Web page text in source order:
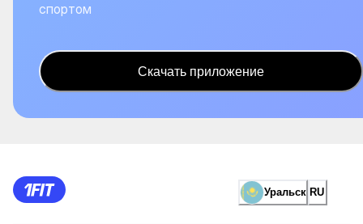
спортом
Скачать приложение
Уральск RU